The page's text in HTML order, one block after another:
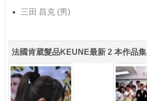
三田 昌克 (男)
法國肯葳髮品KEUNE最新 2 本作品集